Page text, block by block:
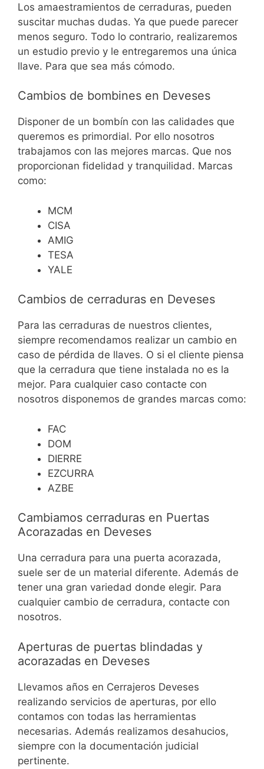
Los amaestramientos de cerraduras, pueden
suscitar muchas dudas. Ya que puede parecer
menos seguro. Todo lo contrario, realizaremos
un estudio previo y le entregaremos una única
llave. Para que sea más cómodo.
Cambios de bombines en Deveses
Disponer de un bombín con las calidades que
queremos es primordial. Por ello nosotros
trabajamos con las mejores marcas. Que nos
proporcionan fidelidad y tranquilidad. Marcas
como:
MCM
CISA
AMIG
TESA
YALE
Cambios de cerraduras en Deveses
Para las cerraduras de nuestros clientes,
siempre recomendamos realizar un cambio en
caso de pérdida de llaves. O si el cliente piensa
que la cerradura que tiene instalada no es la
mejor. Para cualquier caso contacte con
nosotros disponemos de grandes marcas como:
FAC
DOM
DIERRE
EZCURRA
AZBE
Cambiamos cerraduras en Puertas
Acorazadas en Deveses
Una cerradura para una puerta acorazada,
suele ser de un material diferente. Además de
tener una gran variedad donde elegir. Para
cualquier cambio de cerradura, contacte con
nosotros.
Aperturas de puertas blindadas y
acorazadas en Deveses
Llevamos años en Cerrajeros Deveses
realizando servicios de aperturas, por ello
contamos con todas las herramientas
necesarias. Además realizamos desahucios,
siempre con la documentación judicial
pertinente.